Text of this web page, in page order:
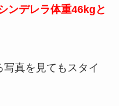
ンデレラ体重46kgと
真を見てもスタイ